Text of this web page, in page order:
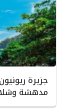
جزيرة
مدهشة